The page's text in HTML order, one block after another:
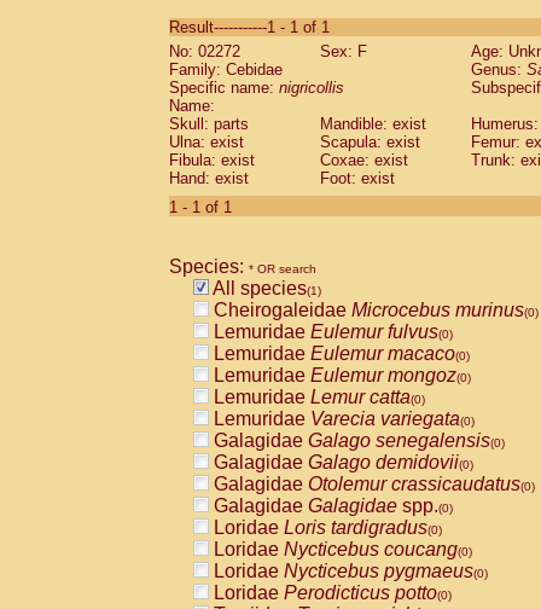
CebidaeSaguinus labiatus(0)
Cebidae Saguinus leucopus (0)
Cebidae
CebidaeSaguinus mystax
Cebidae Saguinus nigricollis (1)
Cebidae Saguinus oedipus
Cebidae Saguinus weddelli
Cebidae Saguinusspp.
Cebidae
CebidaeCebus capucinus
CebidaeCebus nigrivittatus
CebidaeCebus spp.(0)
CebidaeSaimiri boliviensis(0)
CebidaeSaimiri sciureus(0)
AtelidaeAlouatta caraya(0)
AtelidaeAlouatta fusca(0)
AtelidaeAlouatta seniculus(0)
AtelidaeAlouattaspp.(0)
AtelidaeAteles belzebuth(0)
AtelidaeAteles geoffroyi(0)
AtelidaeAteles paniscus(0)
AtelidaeAtelesspp.(0)
AtelidaeLagothrix lagothricha(0)
AtelidaeLagothrix lagothricha cana
PitheciidaeCacajao calvus
Result-----------1 - 1 of 1
No: 02272
Sex: F
Age:
Family: Cebidae
Genus:
Specific name: nigricollis
Name:
Skull: parts
Mandible: exist
Ulna: exist
Scapula: exist
Femur:
Fibula: exist
Coxae: exist
Trunk:
Hand: exist
Foot: exist
1 - 1 of 1
Species: * OR search
All species(1)
Cheirogaleidae Microcebus murinus(0)
Lemuridae Eulemur fulvus(0)
Lemuridae Eulemur macaco(0)
Lemuridae Eulemur mongoz(0)
Lemuridae Lemur catta(0)
Lemuridae Varecia variegata(0)
Galagidae Galago senegalensis(0)
Galagidae Galago demidovii(0)
Galagidae Otolemur crassicaudatus(0)
Galagidae Galagidae spp.(0)
Loridae Loris tardigradus(0)
Loridae Nycticebus coucang(0)
Loridae Nycticebus pygmaeus(0)
Loridae Perodicticus potto(0)